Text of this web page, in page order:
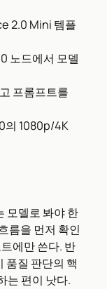
2.0 Mini 템플
노드에서 모델
프롬프트를
의 1080p/4K
모델로 봐야 한
름을 먼저 확인
에만 쓴다. 반
품질 판단의 핵
는 편이 낫다.